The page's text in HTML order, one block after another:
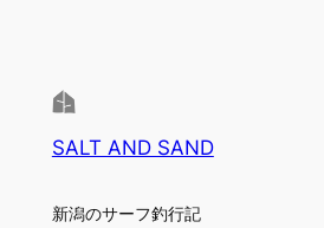
SALT AND SAND
新潟のサーフ釣行記